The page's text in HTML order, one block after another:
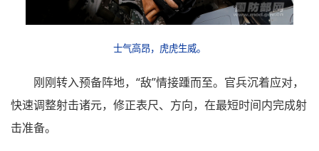
士气高昂，虎虎生威。
刚刚转入预备阵地，“敌”情接踵而至。官兵沉着应对，
快速调整射击诸元，修正表尺、方向，在最短时间内完成射
击准备。